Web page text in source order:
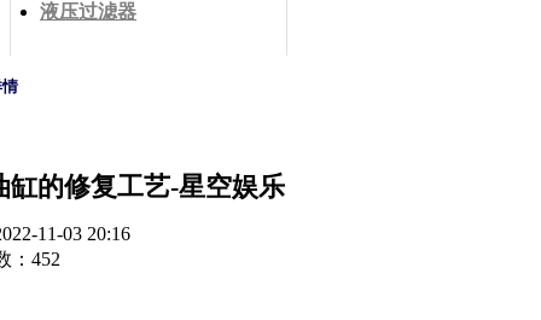
液压过滤器
缸的修复工艺-星空娱乐
11-03 20:16
：452